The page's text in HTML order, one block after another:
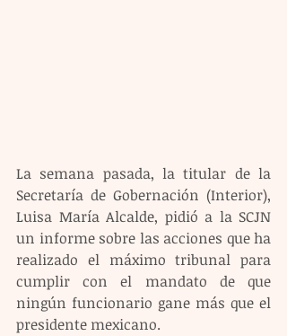
La semana pasada, la titular de la
Secretaría de Gobernación (Interior),
Luisa María Alcalde, pidió a la SCJN
un informe sobre las acciones que ha
realizado el máximo tribunal para
cumplir con el mandato de que
ningún funcionario gane más que el
presidente mexicano.